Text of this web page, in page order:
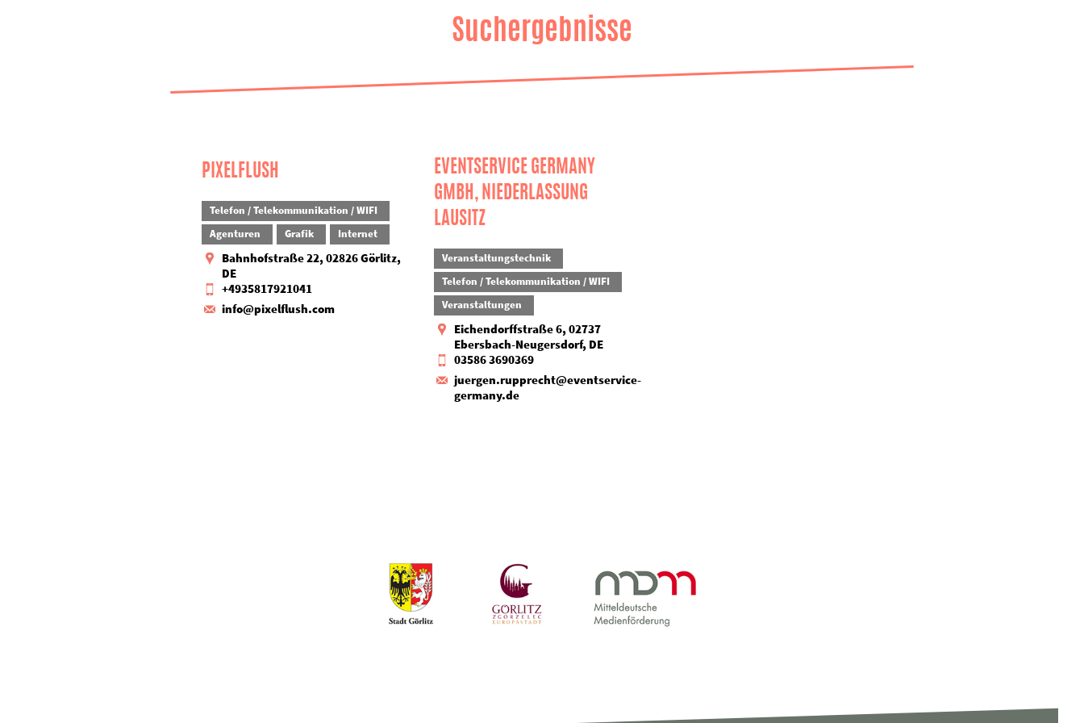
Suchergebnisse
PIXELFLUSH
Telefon / Telekommunikation / WIFI
Agenturen
Grafik Internet
Bahnhofstraße 22, 02826 Görlitz,
DE
+4935817921041
info@pixelflush.com
EVENTSERVICE GERMANY
GMBH, NIEDERLASSUNG
LAUSITZ
Veranstaltungstechnik
Telefon / Telekommunikation / WIFI
Veranstaltungen
Eichendorffstraße 6, 02737
Ebersbach-Neugersdorf, DE
03586 3690369
juergen.rupprecht@eventservice-
germany.de